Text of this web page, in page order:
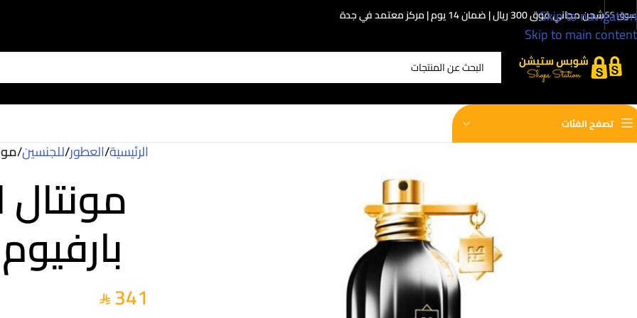
Skip to navigation
Skip to main content
سوق SS شحن مجاني فوق 300 ريال | ضمان 14 يوم | مركز معتمد في جدة
تصفح الفئات
الرئيسية/العطور/للجنسين/
بارفيوم
341